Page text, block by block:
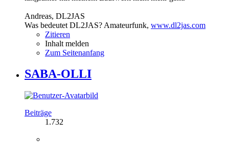
Andreas, DL2JAS
Was bedeutet DL2JAS? Amateurfunk, www.dl2jas.com
Zitieren
Inhalt melden
Zum Seitenanfang
SABA-OLLI
Beiträge
1.732